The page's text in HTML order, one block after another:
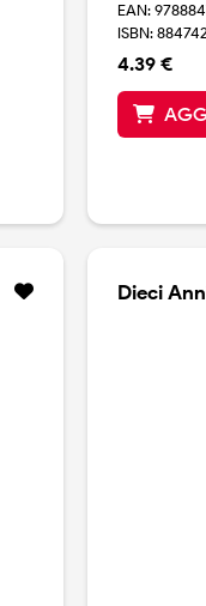
EAN:
ISBN:
4.39 €
Dieci